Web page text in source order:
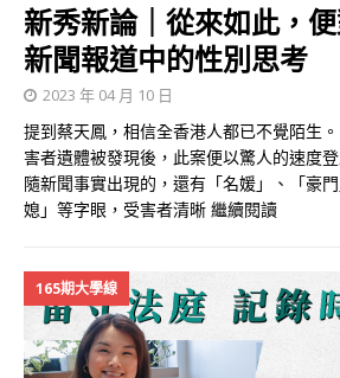
新秀新論｜從來如此，
新聞報道中的性別思考
2023 年 04 月 10 日
提到蔡天鳳，相信全香港人都已不覺陌生
害者遺體被發現後，此案便以驚人的速度
隨新聞事實出現的，還有「名媛」、「豪
媳」等字眼，受害者清晰 繼續閱讀
165期大學線